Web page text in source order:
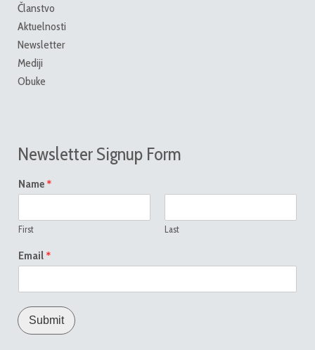
Članstvo
Aktuelnosti
Newsletter
Mediji
Obuke
Newsletter Signup Form
Name *
First Last
Email *
Submit